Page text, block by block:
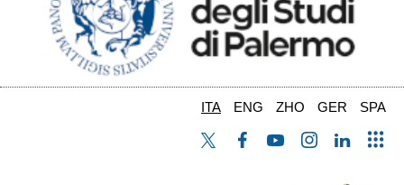
ITA ENG ZHO GER SPA